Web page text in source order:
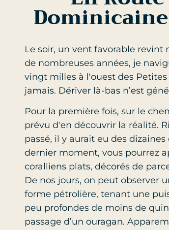
Le soir, un vent favorable revint
de nombreuses années, je
vingt milles à l'ouest des
jamais. Dériver là-bas n’est
Pour la première fois, sur le
prévu d'en découvrir la réalité.
passé, il y aurait eu des
dernier moment, vous pourrez
coralliens plats, décorés de
De nos jours, on peut observer
forme pétrolière, tenant une
peu profondes de moins de
passage d’un ouragan.